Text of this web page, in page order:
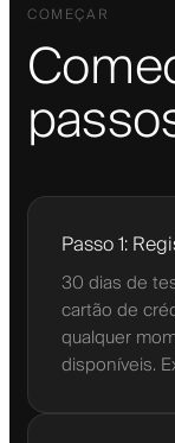
COMEÇAR
Passo 1:
30 dias de
cartão de
qualquer
disponíveis.